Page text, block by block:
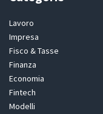
Lavoro
Impresa
Fisco & Tasse
Finanza
Economia
Fintech
Modelli